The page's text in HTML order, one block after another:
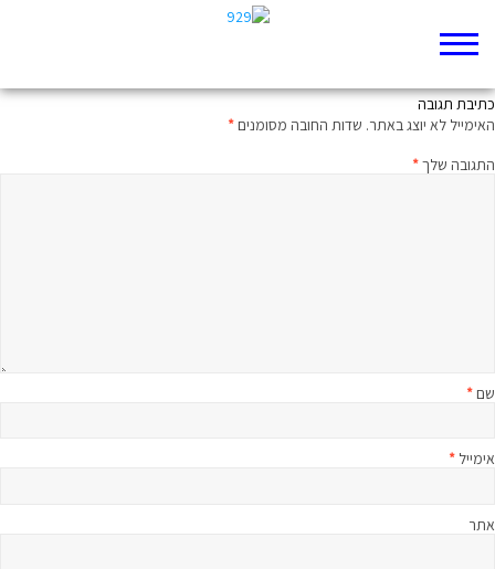
כתיבת תגובה
האימייל לא יוצג באתר. שדות החובה מסומנים*
התגובה שלך*
שם*
אימייל *
אתר